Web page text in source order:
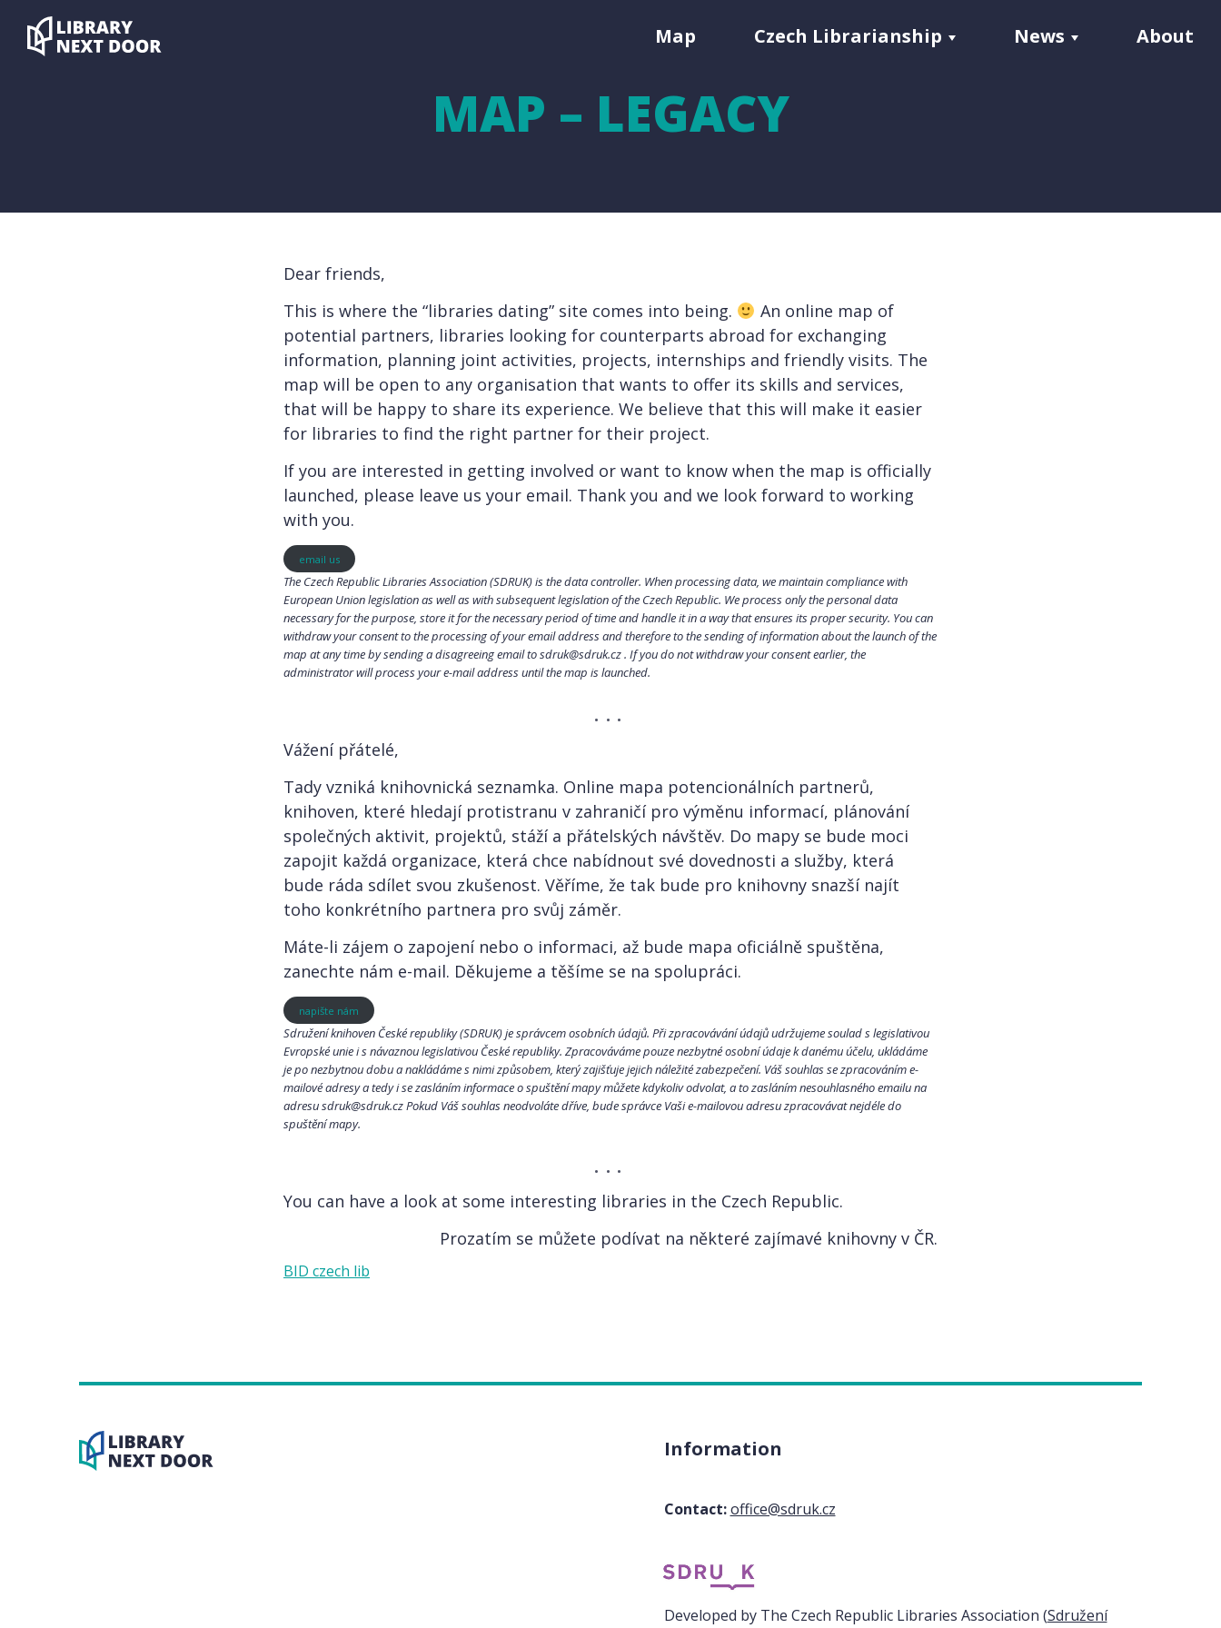
Map Czech Librarianship News About
MAP – LEGACY
Dear friends,
This is where the “libraries dating” site comes into being.
An online map of
potential partners, libraries looking for counterparts abroad for exchanging
information, planning joint activities, projects, internships and friendly visits. The
map will be open to any organisation that wants to offer its skills and services,
that will be happy to share its experience. We believe that this will make it easier
for libraries to find the right partner for their project.
If you are interested in getting involved or want to know when the map is officially
launched, please leave us your email. Thank you and we look forward to working
with you.
email us
The Czech Republic Libraries Association (SDRUK) is the data controller. When processing data, we maintain compliance with
European Union legislation as well as with subsequent legislation of the Czech Republic. We process only the personal data
necessary for the purpose, store it for the necessary period of time and handle it in a way that ensures its proper security. You can
withdraw your consent to the processing of your email address and therefore to the sending of information about the launch of the
map at any time by sending a disagreeing email to sdruk@sdruk.cz . If you do not withdraw your consent earlier, the
administrator will process your e-mail address until the map is launched.
Vážení přátelé,
Tady vzniká knihovnická seznamka. Online mapa potencionálních partnerů,
knihoven, které hledají protistranu v zahraničí pro výměnu informací, plánování
společných aktivit, projektů, stáží a přátelských návštěv. Do mapy se bude moci
zapojit každá organizace, která chce nabídnout své dovednosti a služby, která
bude ráda sdílet svou zkušenost. Věříme, že tak bude pro knihovny snazší najít
toho konkrétního partnera pro svůj záměr.
Máte-li zájem o zapojení nebo o informaci, až bude mapa oficiálně spuštěna,
zanechte nám e-mail. Děkujeme a těšíme se na spolupráci.
napište nám
Sdružení knihoven České republiky (SDRUK) je správcem osobních údajů. Při zpracovávání údajů udržujeme soulad s legislativou
Evropské unie i s návaznou legislativou České republiky. Zpracováváme pouze nezbytné osobní údaje k danému účelu, ukládáme
je po nezbytnou dobu a nakládáme s nimi způsobem, který zajišťuje jejich náležité zabezpečení. Váš souhlas se zpracováním e-
mailové adresy a tedy i se zasláním informace o spuštění mapy můžete kdykoliv odvolat, a to zasláním nesouhlasného emailu na
adresu sdruk@sdruk.cz Pokud Váš souhlas neodvoláte dříve, bude správce Vaši e-mailovou adresu zpracovávat nejdéle do
spuštění mapy.
You can have a look at some interesting libraries in the Czech Republic.
Prozatím se můžete podívat na některé zajímavé knihovny v ČR.
BID czech lib
Information
Contact: office@sdruk.cz
Developed by The Czech Republic Libraries Association (Sdružení